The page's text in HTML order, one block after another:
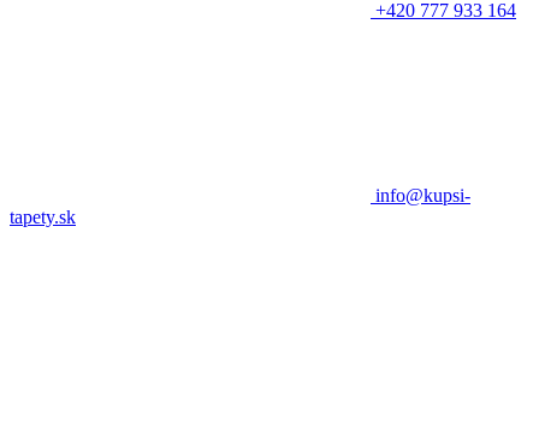
+420 777 933 164
info@kupsi-
tapety.sk